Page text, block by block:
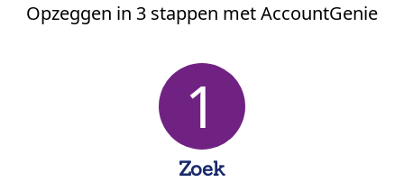
Opzeggen in 3 stappen met AccountGenie
1
Zoek